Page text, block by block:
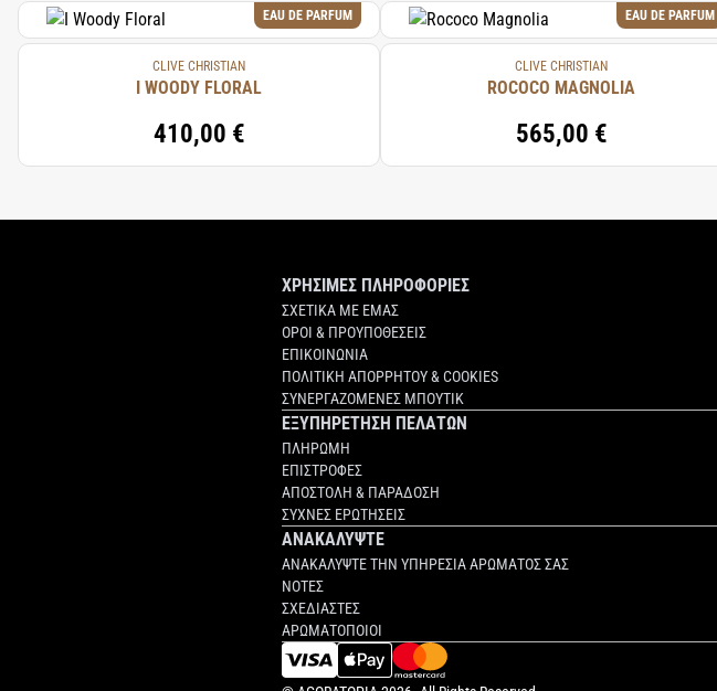
EAU DE PARFUM
CLIVE CHRISTIAN
I WOODY FLORAL
410,00 €
EAU DE PARFUM
CLIVE CHRISTIAN
ROCOCO MAGNOLIA
565,00 €
ΧΡΗΣΙΜΕΣ ΠΛΗΡΟΦΟΡΙΕΣ
ΣΧΕΤΙΚΑ ΜΕ ΕΜΑΣ
ΟΡΟΙ & ΠΡΟΥΠΟΘΕΣΕΙΣ
ΕΠΙΚΟΙΝΩΝΙΑ
ΠΟΛΙΤΙΚΗ ΑΠΟΡΡΗΤΟΥ & COOKIES
ΣΥΝΕΡΓΑΖΟΜΕΝΕΣ ΜΠΟΥΤΙΚ
ΕΞΥΠΗΡΕΤΗΣΗ ΠΕΛΑΤΩΝ
ΠΛΗΡΩΜΗ
ΕΠΙΣΤΡΟΦΕΣ
ΑΠΟΣΤΟΛΗ & ΠΑΡΑΔΟΣΗ
ΣΥΧΝΕΣ ΕΡΩΤΗΣΕΙΣ
ΑΝΑΚΑΛΥΨΤΕ
ΑΝΑΚΑΛΥΨΤΕ ΤΗΝ ΥΠΗΡΕΣΙΑ ΑΡΩΜΑΤΟΣ ΣΑΣ
ΝΟΤΕΣ
ΣΧΕΔΙΑΣΤΕΣ
ΑΡΩΜΑΤΟΠΟΙΟΙ